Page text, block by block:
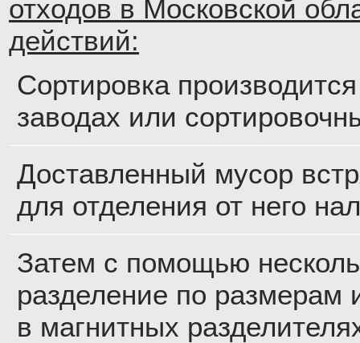
отходов в Московской
действий:
Сортировка
заводах или
Доставленный мусор
для отделения от него
Затем с помощью
разделение по размерам
в магнитных